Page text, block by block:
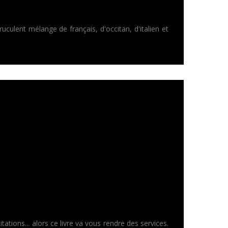
mélange de français, d'occitan, d'italien et
alors ce livre va vous rendre des services.